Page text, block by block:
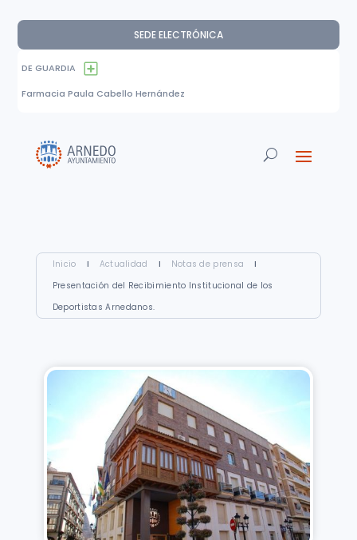
SEDE ELECTRÓNICA
DE GUARDIA
Farmacia Paula Cabello Hernández
Inicio I Actualidad I Notas de prensa
I
Presentación del Recibimiento Institucional de los
Deportistas Arnedanos.